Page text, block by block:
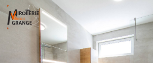
Panneau de gestion des cookies